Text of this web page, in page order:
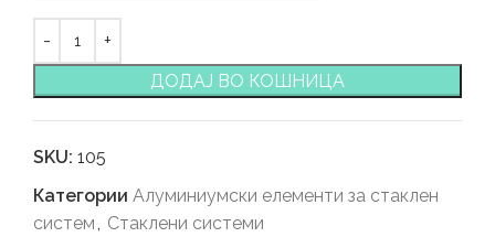
ДОДАЈ ВО КОШНИЦА
SKU: 105
Категории Алуминиумски елементи за стаклен
систем
Стаклени системи